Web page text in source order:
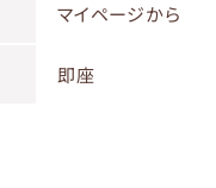
マイページから
即座